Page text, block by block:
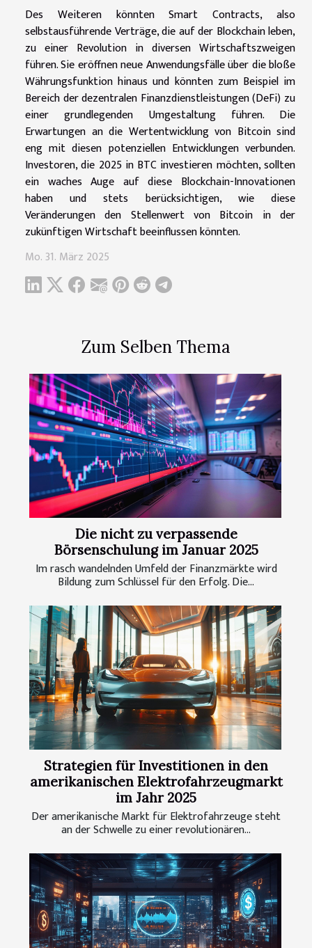
Zum Selben Thema
Die nicht zu verpassende
Börsenschulung im Januar 2025
Im rasch wandelnden Umfeld der Finanzmärkte wird
Bildung zum Schlüssel für den Erfolg. Die...
Strategien für Investitionen in den
amerikanischen Elektrofahrzeugmarkt
im Jahr 2025
Der amerikanische Markt für Elektrofahrzeuge steht
an der Schwelle zu einer revolutionären...
Des Weiteren könnten Smart Contracts, also
selbstausführende Verträge, die auf der Blockchain leben,
zu einer Revolution in diversen Wirtschaftszweigen
führen. Sie eröffnen neue Anwendungsfälle über die bloße
Währungsfunktion hinaus und könnten zum Beispiel im
Bereich der dezentralen Finanzdienstleistungen (DeFi) zu
einer grundlegenden Umgestaltung führen. Die
Erwartungen an die Wertentwicklung von Bitcoin sind
eng mit diesen potenziellen Entwicklungen verbunden.
Investoren, die 2025 in BTC investieren möchten, sollten
ein waches Auge auf diese Blockchain-Innovationen
haben und stets berücksichtigen, wie diese
Veränderungen den Stellenwert von Bitcoin in der
zukünftigen Wirtschaft beeinflussen könnten.
Mo. 31. März 2025